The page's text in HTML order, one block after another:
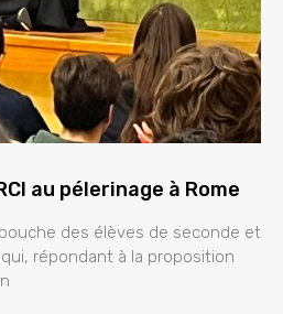
au pélerinage à Rome
des élèves de seconde et
répondant à la proposition